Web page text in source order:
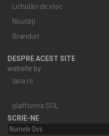
Lichidări de stoc
Noutăţi
Branduri
DESPRE ACEST SITE
website by
laca.ro
platforma SOL
SCRIE-NE